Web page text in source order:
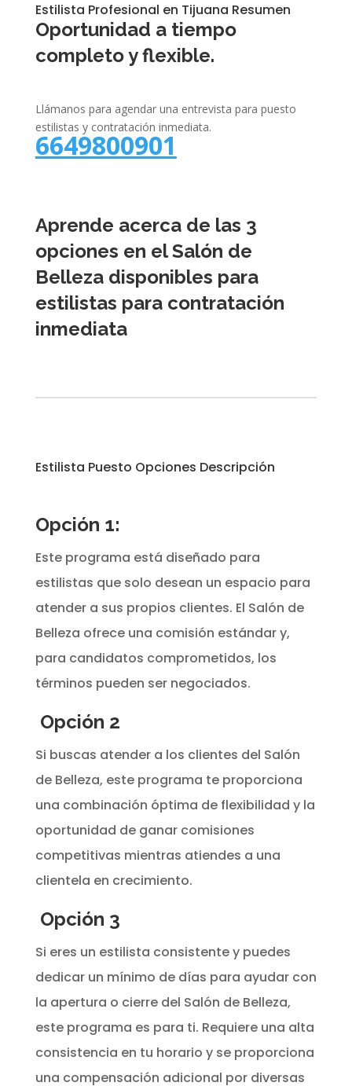
Estilista Profesional en Tijuana Resumen
Oportunidad a tiempo
completo y flexible.
Llámanos para agendar una entrevista para puesto
estilistas y contratación inmediata.
6649800901
Aprende acerca de las 3
opciones en el Salón de
Belleza disponibles para
estilistas para contratación
inmediata
Estilista Puesto Opciones Descripción
Opción 1:
Este programa está diseñado para
estilistas que solo desean un espacio para
atender a sus propios clientes. El Salón de
Belleza ofrece una comisión estándar y,
para candidatos comprometidos, los
términos pueden ser negociados.
Opción 2
Si buscas atender a los clientes del Salón
de Belleza, este programa te proporciona
una combinación óptima de flexibilidad y la
oportunidad de ganar comisiones
competitivas mientras atiendes a una
clientela en crecimiento.
Opción 3
Si eres un estilista consistente y puedes
dedicar un mínimo de días para ayudar con
la apertura o cierre del Salón de Belleza,
este programa es para ti. Requiere una alta
consistencia en tu horario y se proporciona
una compensación adicional por diversas